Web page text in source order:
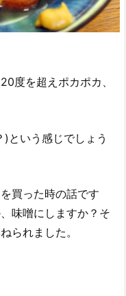
度を超えポカポカ、
という感じでしょう
買った時の話です
味噌にしますか？そ
られました。